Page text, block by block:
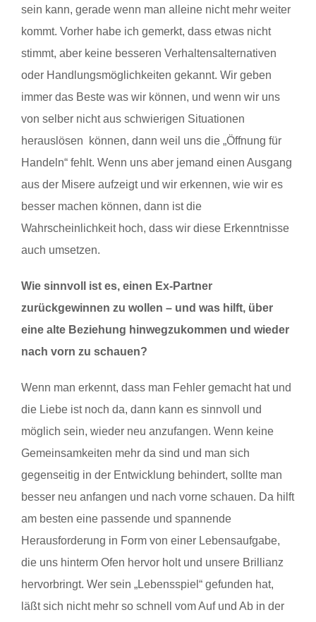
sein kann, gerade wenn man alleine nicht mehr weiter
kommt. Vorher habe ich gemerkt, dass etwas nicht
stimmt, aber keine besseren Verhaltensalternativen
oder Handlungsmöglichkeiten gekannt. Wir geben
immer das Beste was wir können, und wenn wir uns
von selber nicht aus schwierigen Situationen
herauslösen können, dann weil uns die „Öffnung für
Handeln“ fehlt. Wenn uns aber jemand einen Ausgang
aus der Misere aufzeigt und wir erkennen, wie wir es
besser machen können, dann ist die
Wahrscheinlichkeit hoch, dass wir diese Erkenntnisse
auch umsetzen.
Wie sinnvoll ist es, einen Ex-Partner
zurückgewinnen zu wollen – und was hilft, über
eine alte Beziehung hinwegzukommen und wieder
nach vorn zu schauen?
Wenn man erkennt, dass man Fehler gemacht hat und
die Liebe ist noch da, dann kann es sinnvoll und
möglich sein, wieder neu anzufangen. Wenn keine
Gemeinsamkeiten mehr da sind und man sich
gegenseitig in der Entwicklung behindert, sollte man
besser neu anfangen und nach vorne schauen. Da hilft
am besten eine passende und spannende
Herausforderung in Form von einer Lebensaufgabe,
die uns hinterm Ofen hervor holt und unsere Brillianz
hervorbringt. Wer sein „Lebensspiel“ gefunden hat,
läßt sich nicht mehr so schnell vom Auf und Ab in der